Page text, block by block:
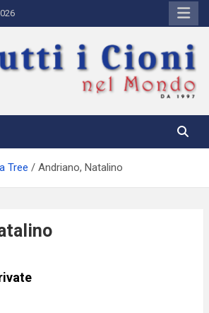
nel Mondo
from
Tree Andriano, Natalino